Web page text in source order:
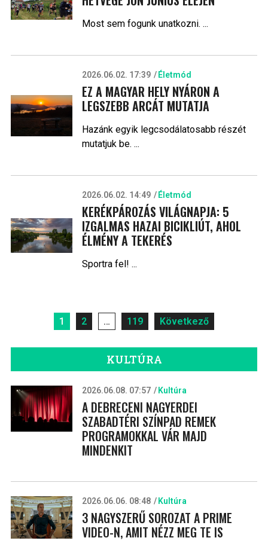
Most sem fogunk unatkozni. ...
2026.06.02. 17:39 Életmód
EZ A MAGYAR HELY NYÁRON A
LEGSZEBB ARCÁT MUTATJA
Hazánk egyik legcsodálatosabb részét
mutatjuk be. ...
2026.06.02. 14:49 Életmód
KERÉKPÁROZÁS VILÁGNAPJA: 5
IZGALMAS HAZAI BICIKLIÚT, AHOL
ÉLMÉNY A TEKERÉS
Sportra fel! ...
Bejegyzések
1 2 … 119 Következő
KULTÚRA
2026.06.08. 07:57 Kultúra
A DEBRECENI NAGYERDEI
SZABADTÉRI SZÍNPAD REMEK
PROGRAMOKKAL VÁR MAJD
MINDENKIT
2026.06.06. 08:48 Kultúra
3 NAGYSZERŰ SOROZAT A PRIME
VIDEO-N, AMIT NÉZZ MEG TE IS